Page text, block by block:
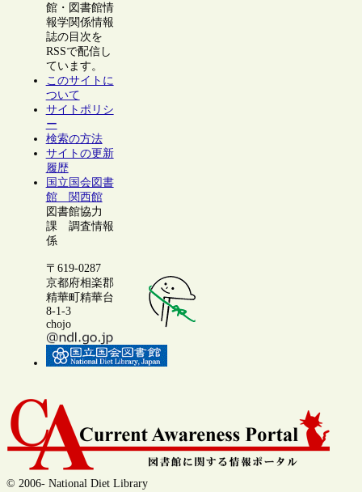
館・図書館情
報学関係情報
誌の目次を
RSSで配信し
ています。
このサイトに
ついて
サイトポリシ
ー
検索の方法
サイトの更新
履歴
国立国会図書
館 関西館
図書館協力
課 調査情報
係
〒619-0287
京都府相楽郡
精華町精華台
8-1-3
chojo
© 2006- National Diet Library